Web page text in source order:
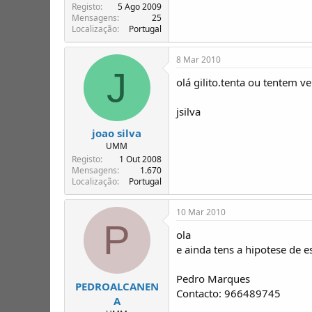
Registo
5 Ago 2009
Mensagens
25
Localização
Portugal
J
joao silva
UMM
Registo
1 Out 2008
Mensagens
1.670
Localização
Portugal
8 Mar 2010
olá gilito.tenta ou tentem
jsilva
P
PEDROALCANEN
A
10 Mar 2010
ola
e ainda tens a hipotese de
Pedro Marques
Contacto: 966489745